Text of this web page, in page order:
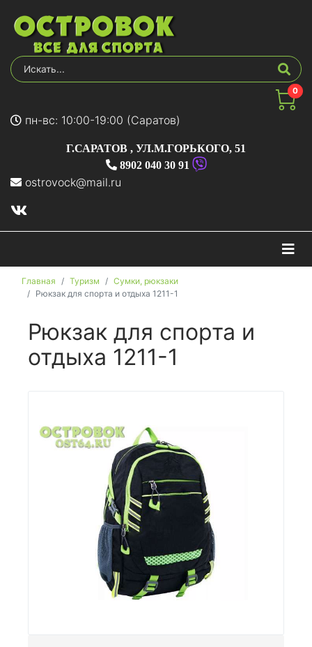
0
пн-вс: 10:00-19:00 (Саратов)
Г.САРАТОВ , УЛ.М.ГОРЬКОГО, 51
8902 040 30 91
ostrovock@mail.ru
Главная Туризм
Сумки, рюкзаки
Рюкзак для спорта и отдыха 1211-1
Рюкзак для спорта и
отдыха 1211-1